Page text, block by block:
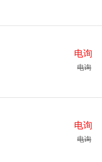
电询
电询
电询
电询